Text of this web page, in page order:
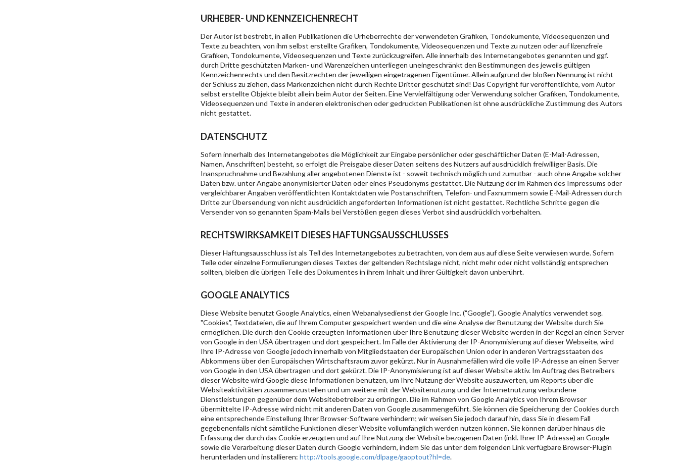
URHEBER- UND KENNZEICHENRECHT
Der Autor ist bestrebt, in allen Publikationen die Urheberrechte der verwendeten Grafiken, Tondokumente, Videosequenzen und
Texte zu beachten, von ihm selbst erstellte Grafiken, Tondokumente, Videosequenzen und Texte zu nutzen oder auf lizenzfreie
Grafiken, Tondokumente, Videosequenzen und Texte zurückzugreifen. Alle innerhalb des Internetangebotes genannten und ggf.
durch Dritte geschützten Marken- und Warenzeichen unterliegen uneingeschränkt den Bestimmungen des jeweils gültigen
Kennzeichenrechts und den Besitzrechten der jeweiligen eingetragenen Eigentümer. Allein aufgrund der bloßen Nennung ist nicht
der Schluss zu ziehen, dass Markenzeichen nicht durch Rechte Dritter geschützt sind! Das Copyright für veröffentlichte, vom Autor
selbst erstellte Objekte bleibt allein beim Autor der Seiten. Eine Vervielfältigung oder Verwendung solcher Grafiken, Tondokumente,
Videosequenzen und Texte in anderen elektronischen oder gedruckten Publikationen ist ohne ausdrückliche Zustimmung des Autors
nicht gestattet.
DATENSCHUTZ
Sofern innerhalb des Internetangebotes die Möglichkeit zur Eingabe persönlicher oder geschäftlicher Daten (E-Mail-Adressen,
Namen, Anschriften) besteht, so erfolgt die Preisgabe dieser Daten seitens des Nutzers auf ausdrücklich freiwilliger Basis. Die
Inanspruchnahme und Bezahlung aller angebotenen Dienste ist - soweit technisch möglich und zumutbar - auch ohne Angabe solcher
Daten bzw. unter Angabe anonymisierter Daten oder eines Pseudonyms gestattet. Die Nutzung der im Rahmen des Impressums oder
vergleichbarer Angaben veröffentlichten Kontaktdaten wie Postanschriften, Telefon- und Faxnummern sowie E-Mail-Adressen durch
Dritte zur Übersendung von nicht ausdrücklich angeforderten Informationen ist nicht gestattet. Rechtliche Schritte gegen die
Versender von so genannten Spam-Mails bei Verstößen gegen dieses Verbot sind ausdrücklich vorbehalten.
RECHTSWIRKSAMKEIT DIESES HAFTUNGSAUSSCHLUSSES
Dieser Haftungsausschluss ist als Teil des Internetangebotes zu betrachten, von dem aus auf diese Seite verwiesen wurde. Sofern
Teile oder einzelne Formulierungen dieses Textes der geltenden Rechtslage nicht, nicht mehr oder nicht vollständig entsprechen
sollten, bleiben die übrigen Teile des Dokumentes in ihrem Inhalt und ihrer Gültigkeit davon unberührt.
GOOGLE ANALYTICS
Diese Website benutzt Google Analytics, einen Webanalysedienst der Google Inc. ("Google"). Google Analytics verwendet sog.
"Cookies", Textdateien, die auf Ihrem Computer gespeichert werden und die eine Analyse der Benutzung der Website durch Sie
ermöglichen. Die durch den Cookie erzeugten Informationen über Ihre Benutzung dieser Website werden in der Regel an einen Server
von Google in den USA übertragen und dort gespeichert. Im Falle der Aktivierung der IP-Anonymisierung auf dieser Webseite, wird
Ihre IP-Adresse von Google jedoch innerhalb von Mitgliedstaaten der Europäischen Union oder in anderen Vertragsstaaten des
Abkommens über den Europäischen Wirtschaftsraum zuvor gekürzt. Nur in Ausnahmefällen wird die volle IP-Adresse an einen Server
von Google in den USA übertragen und dort gekürzt. Die IP-Anonymisierung ist auf dieser Website aktiv. Im Auftrag des Betreibers
dieser Website wird Google diese Informationen benutzen, um Ihre Nutzung der Website auszuwerten, um Reports über die
Websiteaktivitäten zusammenzustellen und um weitere mit der Websitenutzung und der Internetnutzung verbundene
Dienstleistungen gegenüber dem Websitebetreiber zu erbringen. Die im Rahmen von Google Analytics von Ihrem Browser
übermittelte IP-Adresse wird nicht mit anderen Daten von Google zusammengeführt. Sie können die Speicherung der Cookies durch
eine entsprechende Einstellung Ihrer Browser-Software verhindern; wir weisen Sie jedoch darauf hin, dass Sie in diesem Fall
gegebenenfalls nicht sämtliche Funktionen dieser Website vollumfänglich werden nutzen können. Sie können darüber hinaus die
Erfassung der durch das Cookie erzeugten und auf Ihre Nutzung der Website bezogenen Daten (inkl. Ihrer IP-Adresse) an Google
sowie die Verarbeitung dieser Daten durch Google verhindern, indem Sie das unter dem folgenden Link verfügbare Browser-Plugin
herunterladen und installieren:http://tools.google.com/dlpage/gaoptout?hl=de.